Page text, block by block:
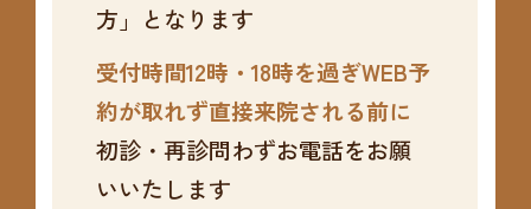
方」となります
受付時間12時・18時を過ぎWEB予
約が取れず直接来院される前に
初診・再診問わずお電話をお願
いいたします